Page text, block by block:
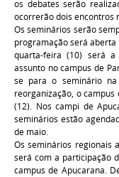
os debates serão
ocorrerão dois encontros
Os seminários serão
programação será aberta
quarta-feira (10) será
assunto no campus de
se para o seminário na
reorganização, o
(12). Nos campi de
seminários estão
de maio.
Os seminários regionais
será com a participação
campus de Apucarana.